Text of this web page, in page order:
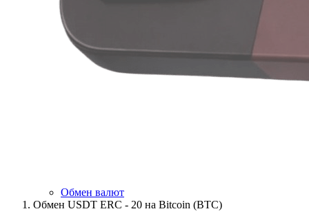
Обмен валют
Обмен USDT ERC - 20 на Bitcoin (BTC)